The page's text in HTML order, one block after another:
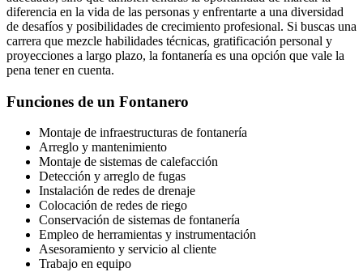
diferencia en la vida de las personas y enfrentarte a una diversidad
de desafíos y posibilidades de crecimiento profesional. Si buscas una
carrera que mezcle habilidades técnicas, gratificación personal y
proyecciones a largo plazo, la fontanería es una opción que vale la
pena tener en cuenta.
Funciones de un Fontanero
Montaje de infraestructuras de fontanería
Arreglo y mantenimiento
Montaje de sistemas de calefacción
Detección y arreglo de fugas
Instalación de redes de drenaje
Colocación de redes de riego
Conservación de sistemas de fontanería
Empleo de herramientas y instrumentación
Asesoramiento y servicio al cliente
Trabajo en equipo